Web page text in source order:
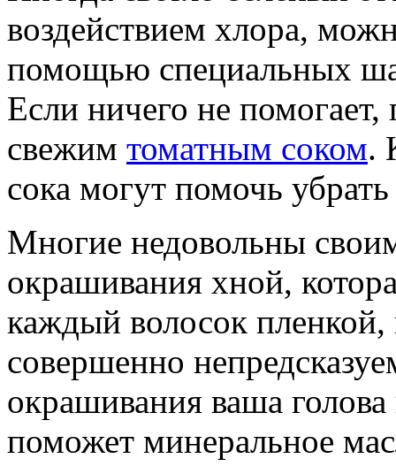
воздействием хлора,
помощью специальных
Если ничего не
свежим томатным соком.
сока могут помочь
Многие недовольны
окрашивания хной,
каждый волосок пленкой,
совершенно
окрашивания ваша
поможет минеральное